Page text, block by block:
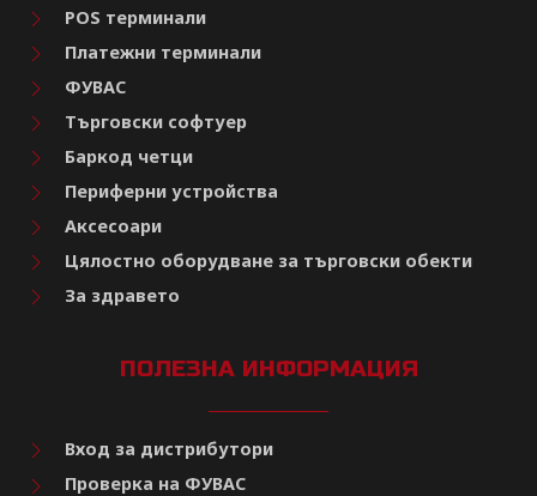
POS терминали
Платежни терминали
ФУВАС
Търговски софтуер
Баркод четци
Периферни устройства
Аксесоари
Цялостно оборудване за търговски обекти
За здравето
ПОЛЕЗНА ИНФОРМАЦИЯ
Вход за дистрибутори
Проверка на ФУВАС